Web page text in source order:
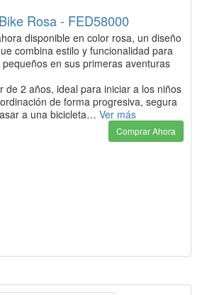
Rosa - FED58000
disponible en color rosa, un diseño
combina estilo y funcionalidad para
en sus primeras aventuras
de 2 años, ideal para iniciar a los niños
de forma progresiva, segura
a una bicicleta… Ver más
Comprar Ahora